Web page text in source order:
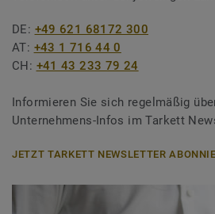
DE: +49 621 68172 300
AT: +43 1 716 44 0
CH: +41 43 233 79 24
Informieren Sie sich regelmäßig
Unternehmens-Infos im Tarkett
JETZT TARKETT NEWSLETTER